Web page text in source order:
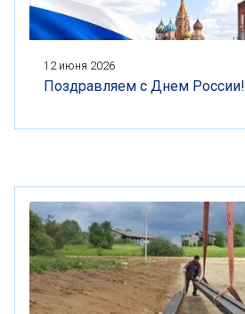
12 июня 2026
Поздравляем с Днем России!